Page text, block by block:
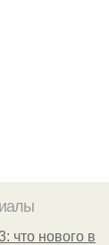
что нового в